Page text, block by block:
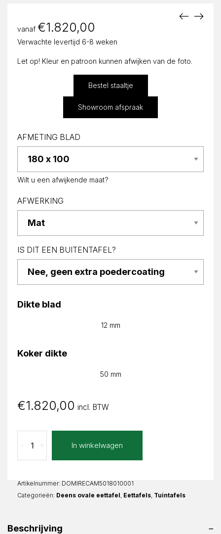
vanaf €1.820,00
Verwachte levertijd 6-8 weken
Let op! Kleur en patroon kunnen afwijken van de foto.
Bestel staaltje
Showroom afspraak
AFMETING BLAD
Wilt u een afwijkende maat?
AFWERKING
IS DIT EEN BUITENTAFEL?
Dikte blad
12 mm
Koker dikte
50 mm
€1.820,00 incl. BTW
Macchia
Mirella
Ovaal
aantal
+
- In winkelwagen
Artikelnummer: DOMIRECAM5018010001
Categorieën: Deens ovale eettafel Eettafels Tuintafels
Beschrijving